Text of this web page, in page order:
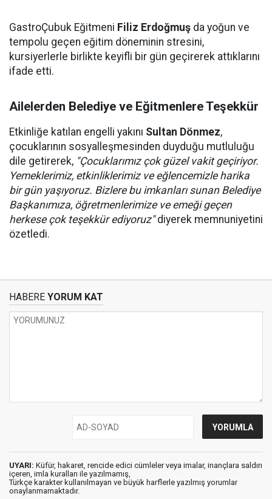
GastroÇubuk Eğitmeni Filiz Erdoğmuş da yoğun ve
tempolu geçen eğitim döneminin stresini,
kursiyerlerle birlikte keyifli bir gün geçirerek attıklarını
ifade etti.
Ailelerden Belediye ve Eğitmenlere Teşekkür
Etkinliğe katılan engelli yakını Sultan Dönmez,
çocuklarının sosyalleşmesinden duyduğu mutluluğu
dile getirerek, "Çocuklarımız çok güzel vakit geçiriyor.
Yemeklerimiz, etkinliklerimiz ve eğlencemizle harika
bir gün yaşıyoruz. Bizlere bu imkanları sunan Belediye
Başkanımıza, öğretmenlerimize ve emeği geçen
herkese çok teşekkür ediyoruz"diyerek memnuniyetini
özetledi.
HABERE YORUM KAT
UYARI: Küfür, hakaret, rencide edici cümleler veya imalar, inançlara saldırı
içeren, imla kuralları ile yazılmamış,
Türkçe karakter kullanılmayan ve büyük harflerle yazılmış yorumlar
onaylanmamaktadır.